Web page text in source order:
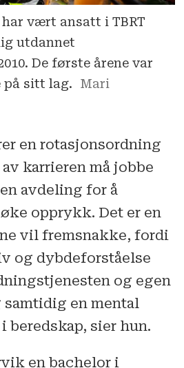
vært ansatt i TBRT
utdannet
De første årene var
på sitt lag.
Mari
en rotasjonsordning
karrieren må jobbe
avdeling for å
opprykk. Det er en
vil fremsnakke, fordi
og dybdeforståelse
og egen
samtidig en mental
beredskap, sier hun.
en bachelor i